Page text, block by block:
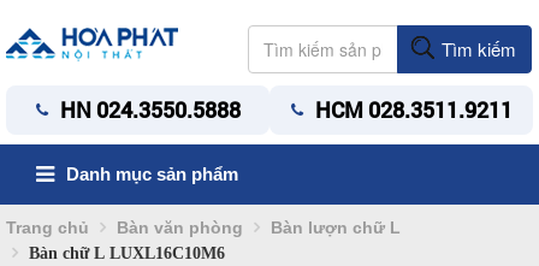
Tìm kiếm
HN 024.3550.5888 HCM 028.3511.9211
Danh mục sản phẩm
Trang chủ Bàn văn phòng Bàn lượn chữ L
Bàn chữ L LUXL16C10M6